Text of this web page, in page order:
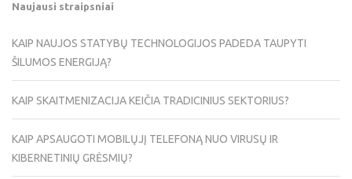
Naujausi straipsniai
KAIP NAUJOS STATYBŲ TECHNOLOGIJOS PADEDA TAUPYTI
ŠILUMOS ENERGIJĄ?
KAIP SKAITMENIZACIJA KEIČIA TRADICINIUS SEKTORIUS?
KAIP APSAUGOTI MOBILŲJĮ TELEFONĄ NUO VIRUSŲ IR
KIBERNETINIŲ GRĖSMIŲ?